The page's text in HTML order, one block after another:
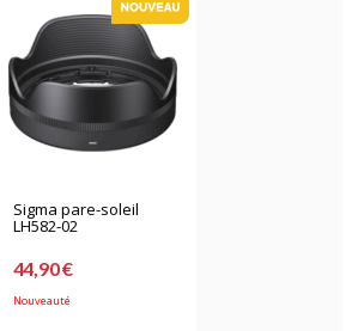
Sigma pare-soleil
LH582-02
44,90 €
Nouveauté